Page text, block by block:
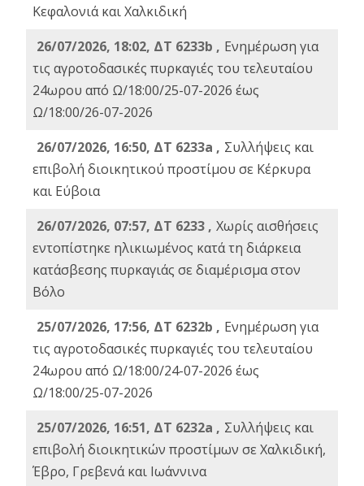
Κεφαλονιά και Χαλκιδική
26/07/2026, 18:02, ΔΤ 6233b , Ενημέρωση για
τις αγροτοδασικές πυρκαγιές του τελευταίου
24ωρου από Ω/18:00/25-07-2026 έως
Ω/18:00/26-07-2026
26/07/2026, 16:50, ΔΤ 6233a , Συλλήψεις και
επιβολή διοικητικού προστίμου σε Κέρκυρα
και Εύβοια
26/07/2026, 07:57, ΔΤ 6233 , Χωρίς αισθήσεις
εντοπίστηκε ηλικιωμένος κατά τη διάρκεια
κατάσβεσης πυρκαγιάς σε διαμέρισμα στον
Βόλο
25/07/2026, 17:56, ΔΤ 6232b , Ενημέρωση για
τις αγροτοδασικές πυρκαγιές του τελευταίου
24ωρου από Ω/18:00/24-07-2026 έως
Ω/18:00/25-07-2026
25/07/2026, 16:51, ΔΤ 6232a , Συλλήψεις και
επιβολή διοικητικών προστίμων σε Χαλκιδική,
Έβρο, Γρεβενά και Ιωάννινα